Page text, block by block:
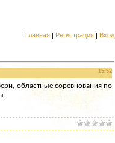
Главная | Регистрация | Вход
15:52
областные соревнования по